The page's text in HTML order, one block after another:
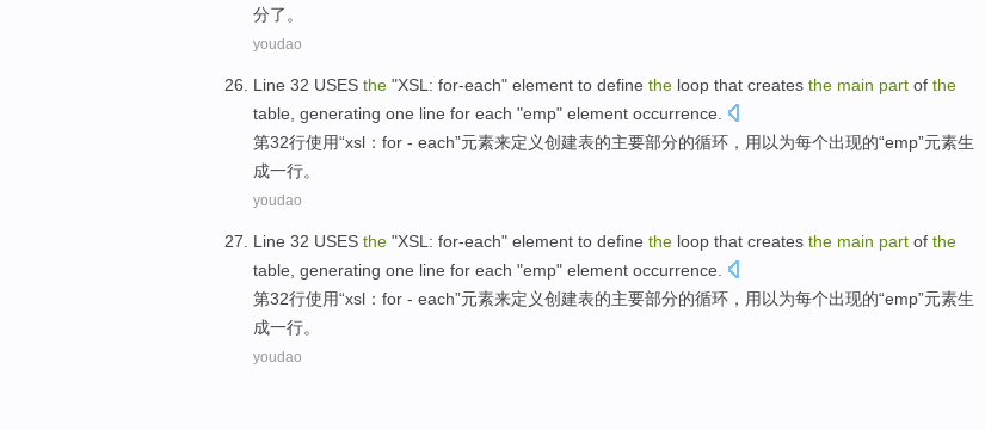
分了。
youdao
Line 32 USES the "XSL : for-each" element to define the loop that creates the main part of the
table generating one line for each "emp" element occurrence
第32行使用“xsl ： for - each”元素来定义创建表的主要部分的循环 ，用以为每个出现的“emp”元素生
成一行。
youdao
Line 32 USES the "XSL : for-each" element to define the loop that creates the main part of the
table generating one line for each "emp" element occurrence
第32行使用“xsl ： for - each”元素来定义创建表的主要部分的循环 ，用以为每个出现的“emp”元素生
成一行。
youdao